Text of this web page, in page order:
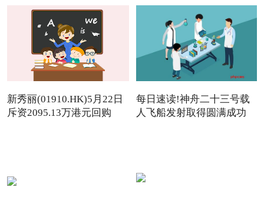
新秀丽(01910.HK)5月22日
斥资2095.13万港元回购
每日速读!神舟二十三号载
人飞船发射取得圆满成功